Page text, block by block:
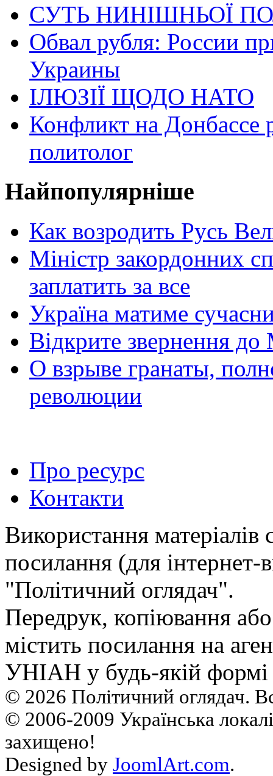
СУТЬ НИНІШНЬОЇ
Обвал рубля: России
Украины
ІЛЮЗІЇ ЩОДО НАТО
Конфликт на Донбассе
политолог
Найпопулярніше
Как возродить Русь
Міністр закордонних
заплатить за все
Україна матиме
Відкрите звернення
О взрыве гранаты,
революции
Про ресурс
Контакти
Використання
посилання (для інтернет-
"Політичний оглядач".
Передрук, копiювання
мiстить посилання на
УНIАН у будь-якiй формi
© 2026 Політичний оглядач.
© 2006-2009 Українська
захищено!
Designed by JoomlArt.com.